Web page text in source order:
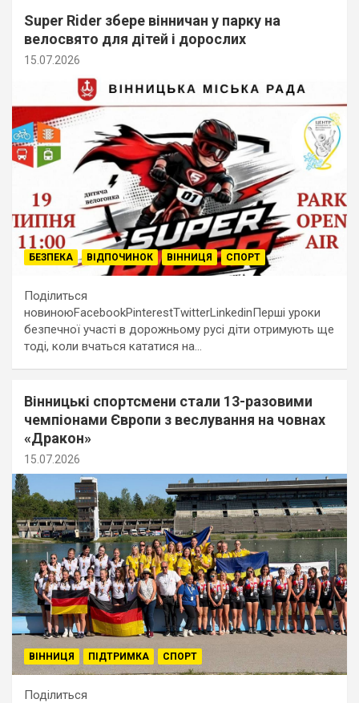
Super Rider збере вінничан у парку на
велосвято для дітей і дорослих
15.07.2026
БЕЗПЕКА ВІДПОЧИНОК ВІННИЦЯ СПОРТ
Поділиться
новиноюFacebookPinterestTwitterLinkedinПерші уроки
безпечної участі в дорожньому русі діти отримують ще
тоді, коли вчаться кататися на…
Вінницькі спортсмени стали 13-разовими
чемпіонами Європи з веслування на човнах
«Дракон»
15.07.2026
ВІННИЦЯ ПІДТРИМКА СПОРТ
Поділиться